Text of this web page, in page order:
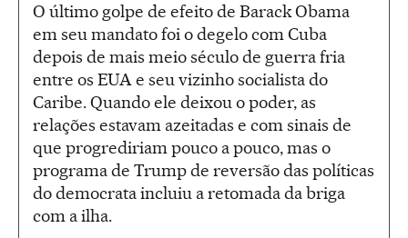
O último golpe de efeito de Barack Obama
em seu mandato foi o degelo com Cuba
depois de mais meio século de guerra fria
entre os EUA e seu vizinho socialista do
Caribe. Quando ele deixou o poder, as
relações estavam azeitadas e com sinais de
que progrediriam pouco a pouco, mas o
programa de Trump de reversão das políticas
do democrata incluiu a retomada da briga
com a ilha.